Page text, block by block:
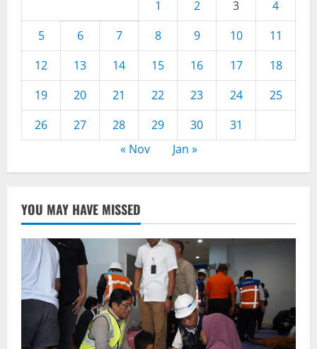
1
2 3
4
5
6 7 8 9 10
11
12
13 14 15 16 17
18
19
20 21 22 23 24
25
26
27 28 29 30
31
« Nov
Jan »
YOU MAY HAVE MISSED